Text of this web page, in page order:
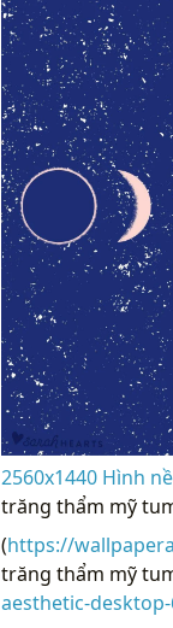
2560x1440 Hình
trăng thẩm mỹ
(https://
trăng thẩm mỹ
aesthetic-